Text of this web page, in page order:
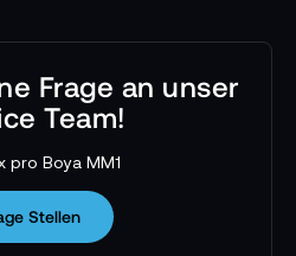
Frage an unser
Team!
pro Boya MM1
Stellen